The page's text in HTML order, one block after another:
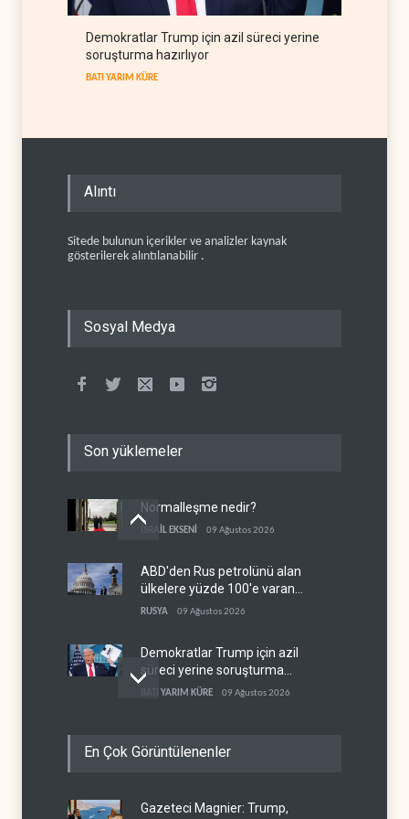
Demokratlar Trump için azil süreci yerine
soruşturma hazırlıyor
BATI YARIM KÜRE
Alıntı
Sitede bulunun içerikler ve analizler kaynak
gösterilerek alıntılanabilir .
Sosyal Medya
Son yüklemeler
Normalleşme nedir?
İSRAİL EKSENİ 09 Ağustos 2026
ABD'den Rus petrolünü alan
ülkelere yüzde 100'e varan
gümrük vergisi
RUSYA 09 Ağustos 2026
Demokratlar Trump için azil
süreci yerine soruşturma
hazırlıyor
BATI YARIM KÜRE 09 Ağustos 2026
Afrika'daki petrol
Pentagon silah şirketlerine
En Çok Görüntülenenler
Gazeteci Magnier: Trump,